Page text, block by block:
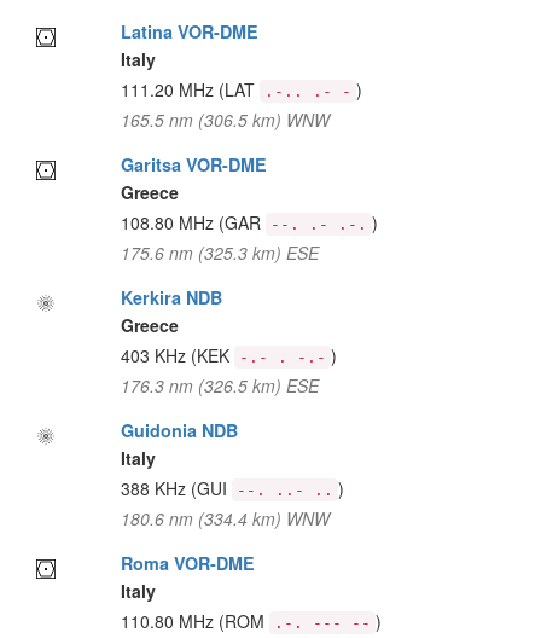
Latina VOR-DME
Italy
111.20 MHz (LAT .-.. .- - )
165.5 nm (306.5 km) WNW
Garitsa VOR-DME
Greece
108.80 MHz (GAR --. .- .-. )
175.6 nm (325.3 km) ESE
Kerkira NDB
Greece
403 KHz (KEK -.- . -.- )
176.3 nm (326.5 km) ESE
Guidonia NDB
Italy
388 KHz (GUI --. ..- .. )
180.6 nm (334.4 km) WNW
Roma VOR-DME
Italy
110.80 MHz (ROM .-. --- -- )